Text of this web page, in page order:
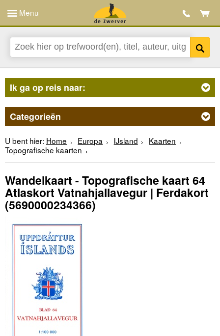
Menu
Ik ga op reis naar:
Categorieën
U bent hier: Home Europa IJsland
Kaarten
Topografische kaarten
Wandelkaart - Topografische kaart 64
Atlaskort Vatnahjallavegur | Ferdakort
(5690000234366)